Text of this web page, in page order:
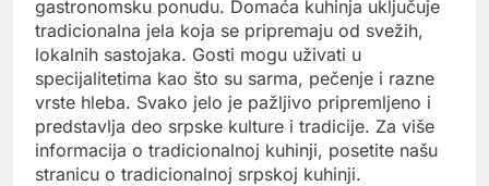
gastronomsku ponudu. Domaća kuhinja uključuje
tradicionalna jela koja se pripremaju od svežih,
lokalnih sastojaka. Gosti mogu uživati u
specijalitetima kao što su sarma, pečenje i razne
vrste hleba. Svako jelo je pažljivo pripremljeno i
predstavlja deo srpske kulture i tradicije. Za više
informacija o tradicionalnoj kuhinji, posetite našu
stranicu o tradicionalnoj srpskoj kuhinji.